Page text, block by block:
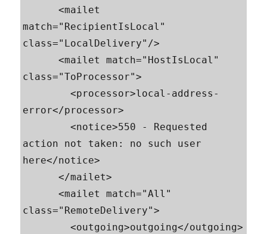
      <mailet
match="RecipientIsLocal"
class="LocalDelivery"/>
      <mailet match="HostIsLocal"
class="ToProcessor">
        <processor>local-address-
error</processor>
        <notice>550 - Requested
action not taken: no such user
here</notice>
      </mailet>
      <mailet match="All"
class="RemoteDelivery">
        <outgoing>outgoing</outgoing>